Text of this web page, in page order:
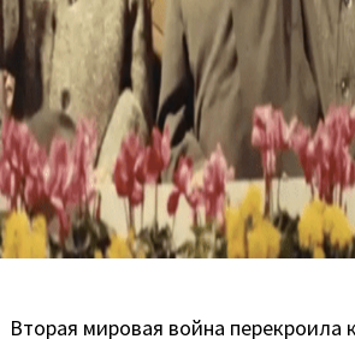
Вторая мировая война перекроила